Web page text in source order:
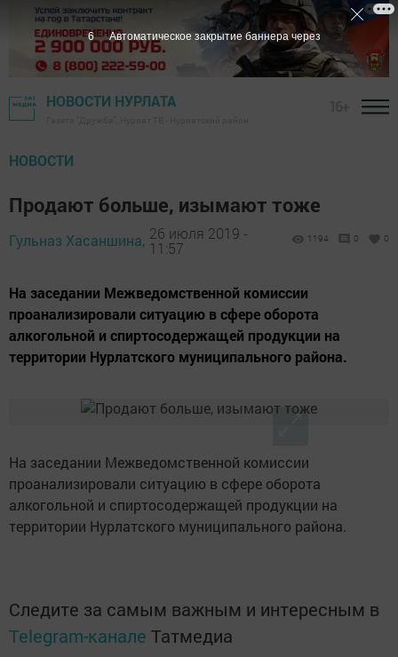
НОВОСТИ НУРЛАТА
НОВОСТИ
Продают больше, изымают тоже
Гульназ Хасаншина, 26 июля 2019 -
11:57
1194 0 0
На заседании Межведомственной комиссии
проанализировали ситуацию в сфере оборота
алкогольной и спиртосодержащей продукции на
территории Нурлатского муниципального района.
На заседании Межведомственной комиссии
проанализировали ситуацию в сфере оборота
алкогольной и спиртосодержащей продукции на
территории Нурлатского муниципального района.
Следите за самым важным и интересным в
Telegram-канале Татмедиа
5 Автоматическое закрытие баннера через